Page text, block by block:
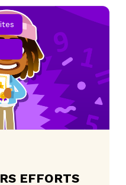
EFFORTS